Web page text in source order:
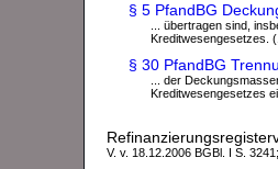
§ 5 PfandBG
... übertragen sind,
Kreditwesengesetzes.
§ 30 PfandBG
... der
Kreditwesengesetzes
V. v. 18.12.2006 BGBl. I S.